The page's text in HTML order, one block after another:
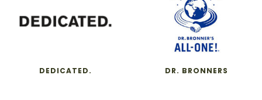
DEDICATED. DR. BRONNERS